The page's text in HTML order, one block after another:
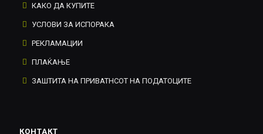
КАКО ДА КУПИТЕ
УСЛОВИ ЗА ИСПОРАКА
РЕКЛАМАЦИИ
ПЛАЌАЊЕ
ЗАШТИТА НА ПРИВАТНСОТ НА ПОДАТОЦИТЕ
КОНТАКТ